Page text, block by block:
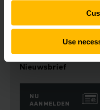
Use
Nieuwsbrief
NU
AANMELDEN